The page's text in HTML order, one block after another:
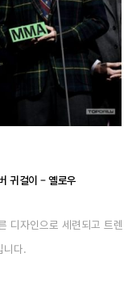
귀걸이 – 옐로우
디자인으로 세련되고 트렌
니다.